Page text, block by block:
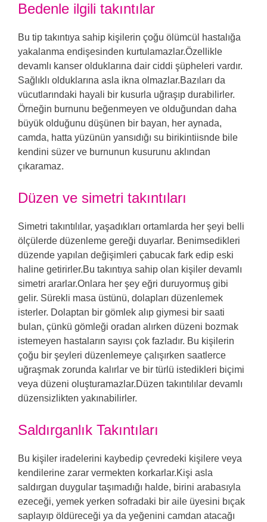
Bedenle ilgili takıntılar
Bu tip takıntıya sahip kişilerin çoğu ölümcül hastalığa
yakalanma endişesinden kurtulamazlar.Özellikle
devamlı kanser olduklarına dair ciddi şüpheleri vardır.
Sağlıklı olduklarına asla ikna olmazlar.Bazıları da
vücutlarındaki hayali bir kusurla uğraşıp durabilirler.
Örneğin burnunu beğenmeyen ve olduğundan daha
büyük olduğunu düşünen bir bayan, her aynada,
camda, hatta yüzünün yansıdığı su birikintiisnde bile
kendini süzer ve burnunun kusurunu aklından
çıkaramaz.
Düzen ve simetri takıntıları
Simetri takıntılılar, yaşadıkları ortamlarda her şeyi belli
ölçülerde düzenleme gereği duyarlar. Benimsedikleri
düzende yapılan değişimleri çabucak fark edip eski
haline getirirler.Bu takıntıya sahip olan kişiler devamlı
simetri ararlar.Onlara her şey eğri duruyormuş gibi
gelir. Sürekli masa üstünü, dolapları düzenlemek
isterler. Dolaptan bir gömlek alıp giymesi bir saati
bulan, çünkü gömleği oradan alırken düzeni bozmak
istemeyen hastaların sayısı çok fazladır. Bu kişilerin
çoğu bir şeyleri düzenlemeye çalışırken saatlerce
uğraşmak zorunda kalırlar ve bir türlü istedikleri biçimi
veya düzeni oluşturamazlar.Düzen takıntılılar devamlı
düzensizlikten yakınabilirler.
Saldırganlık Takıntıları
Bu kişiler iradelerini kaybedip çevredeki kişilere veya
kendilerine zarar vermekten korkarlar.Kişi asla
saldırgan duygular taşımadığı halde, birini arabasıyla
ezeceği, yemek yerken sofradaki bir aile üyesini bıçak
saplayıp öldüreceği ya da yeğenini camdan atacağı